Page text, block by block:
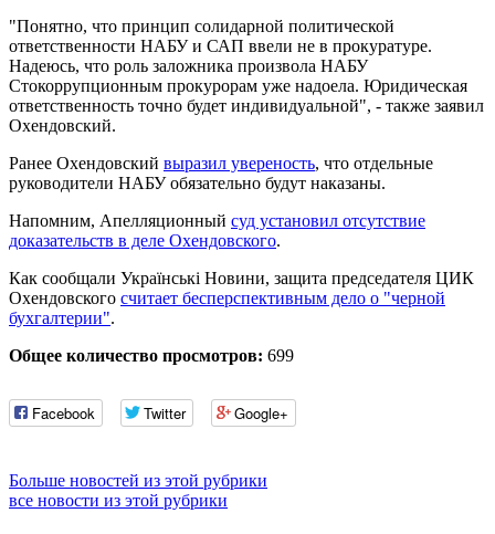
"Понятно, что принцип солидарной политической
ответственности НАБУ и САП ввели не в прокуратуре.
Надеюсь, что роль заложника произвола НАБУ
Стокоррупционным прокурорам уже надоела. Юридическая
ответственность точно будет индивидуальной", - также заявил
Охендовский.
Ранее Охендовский выразил увереность, что отдельные
руководители НАБУ обязательно будут наказаны.
Напомним, Апелляционный суд установил отсутствие
доказательств в деле Охендовского.
Как сообщали Українські Новини, защита председателя ЦИК
Охендовского считает бесперспективным дело о "черной
бухгалтерии".
Общее количество просмотров: 699
Facebook Twitter Google+
Больше новостей из этой рубрики
все новости из этой рубрики